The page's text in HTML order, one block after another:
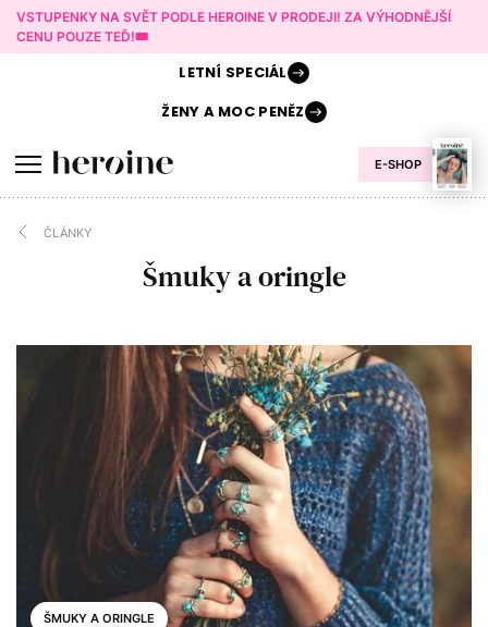
VSTUPENKY NA SVĚT PODLE HEROINE V PRODEJI! ZA VÝHODNĚJŠÍ
CENU POUZE TEĎ!🎟️
E-SHOP
LETNÍ SPECIÁL
ŽENY AMOC PENĚZ
ČLÁNKY
Šmuky a oringle
ŠMUKY A ORINGLE